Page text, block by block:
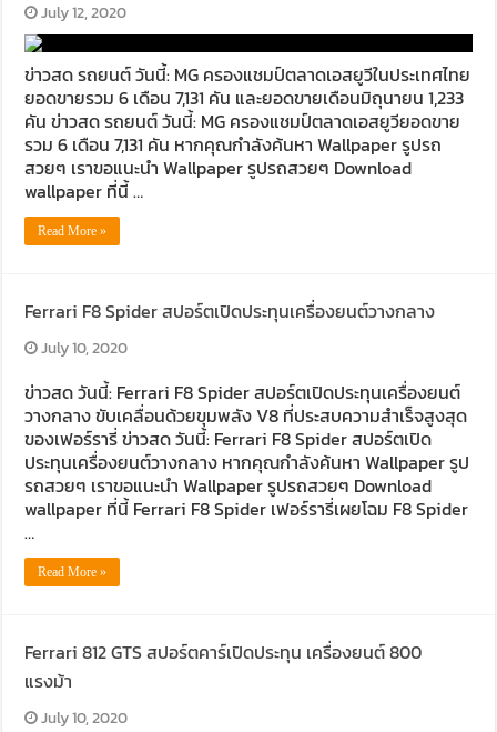
July 12, 2020
ข่าวสด รถยนต์ วันนี้: MG ครองแชมป์ตลาดเอสยูวีในประเทศไทย
ยอดขายรวม 6 เดือน 7,131 คัน และยอดขายเดือนมิถุนายน 1,233
คัน ข่าวสด รถยนต์ วันนี้: MG ครองแชมป์ตลาดเอสยูวียอดขาย
รวม 6 เดือน 7,131 คัน หากคุณกำลังค้นหา Wallpaper รูปรถ
สวยๆ เราขอแนะนำ Wallpaper รูปรถสวยๆ Download
wallpaper ที่นี้ …
Read More »
Ferrari F8 Spider สปอร์ตเปิดประทุนเครื่องยนต์วางกลาง
July 10, 2020
ข่าวสด วันนี้: Ferrari F8 Spider สปอร์ตเปิดประทุนเครื่องยนต์
วางกลาง ขับเคลื่อนด้วยขุมพลัง V8 ที่ประสบความสำเร็จสูงสุด
ของเฟอร์รารี่ ข่าวสด วันนี้: Ferrari F8 Spider สปอร์ตเปิด
ประทุนเครื่องยนต์วางกลาง หากคุณกำลังค้นหา Wallpaper รูป
รถสวยๆ เราขอแนะนำ Wallpaper รูปรถสวยๆ Download
wallpaper ที่นี้ Ferrari F8 Spider เฟอร์รารี่เผยโฉม F8 Spider
…
Read More »
Ferrari 812 GTS สปอร์ตคาร์เปิดประทุน เครื่องยนต์ 800
แรงม้า
July 10, 2020